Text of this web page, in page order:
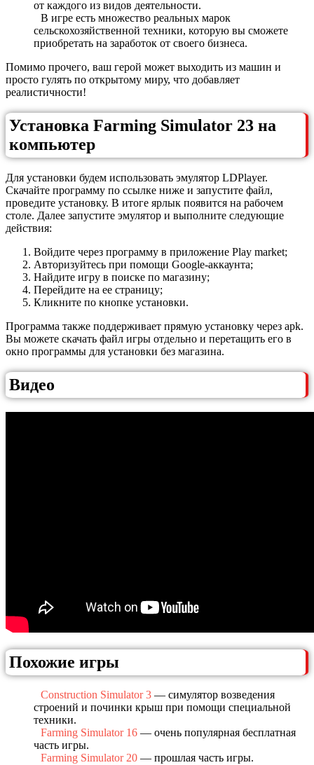
от каждого из видов деятельности.
В игре есть множество реальных марок
сельскохозяйственной техники, которую вы сможете
приобретать на заработок от своего бизнеса.
Помимо прочего, ваш герой может выходить из машин и
просто гулять по открытому миру, что добавляет
реалистичности!
Установка Farming Simulator 23 на
компьютер
Для установки будем использовать эмулятор LDPlayer.
Скачайте программу по ссылке ниже и запустите файл,
проведите установку. В итоге ярлык появится на рабочем
столе. Далее запустите эмулятор и выполните следующие
действия:
Войдите через программу в приложение Play market;
Авторизуйтесь при помощи Google-аккаунта;
Найдите игру в поиске по магазину;
Перейдите на ее страницу;
Кликните по кнопке установки.
Программа также поддерживает прямую установку через apk.
Вы можете скачать файл игры отдельно и перетащить его в
окно программы для установки без магазина.
Видео
Похожие игры
Construction Simulator 3 — симулятор возведения
строений и починки крыш при помощи специальной
техники.
Farming Simulator 16 — очень популярная бесплатная
часть игры.
Farming Simulator 20 — прошлая часть игры.